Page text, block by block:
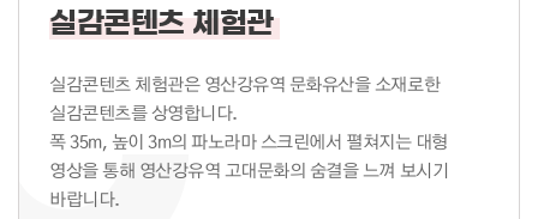
실감콘텐츠 체험관
실감콘텐츠 체험관은 영산강유역 문화유산을 소재로한
실감콘텐츠를 상영합니다.
폭 35m, 높이 3m의 파노라마 스크린에서 펼쳐지는 대형
영상을 통해 영산강유역 고대문화의 숨결을 느껴 보시기
바랍니다.